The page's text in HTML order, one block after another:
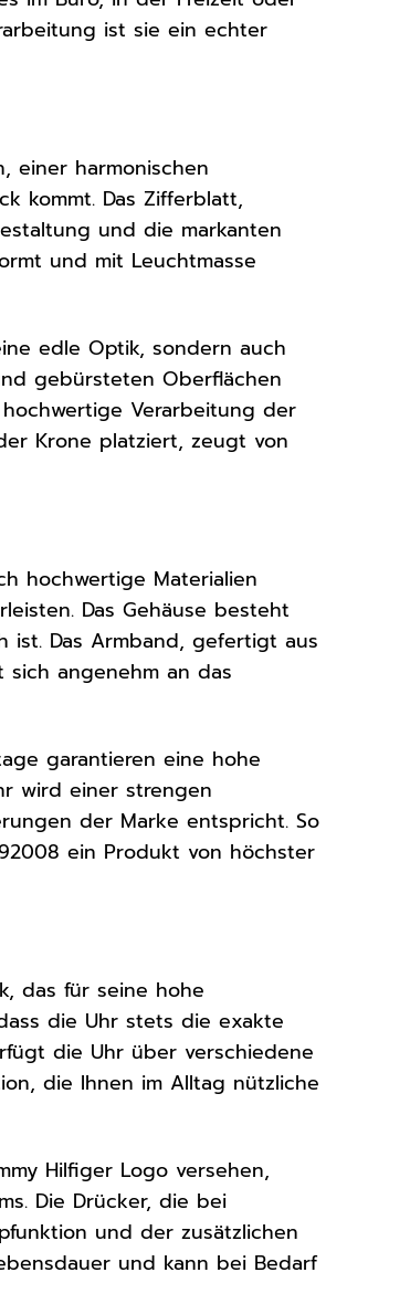
ist sie ein echter
einer harmonischen
kommt. Das Zifferblatt,
und die markanten
und mit Leuchtmasse
edle Optik, sondern auch
gebürsteten Oberflächen
Verarbeitung der
Krone platziert, zeugt von
hochwertige Materialien
Das Gehäuse besteht
ist. Das Armband, gefertigt aus
sich angenehm an das
garantieren eine hohe
wird einer strengen
der Marke entspricht. So
ein Produkt von höchster
das für seine hohe
die Uhr stets die exakte
die Uhr über verschiedene
die Ihnen im Alltag nützliche
Hilfiger Logo versehen,
Die Drücker, die bei
und der zusätzlichen
und kann bei Bedarf